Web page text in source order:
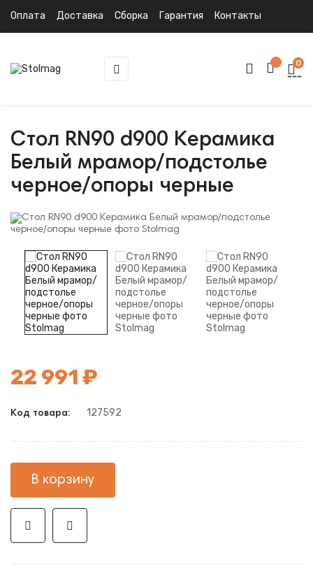
Оплата Доставка Сборка Гарантия Контакты
Toggle
navigation
☰ 0
Стол RN90 d900 Керамика
Белый мрамор/подстолье
черное/опоры черные
22 991 ₽
Код товара: 127592
В корзину